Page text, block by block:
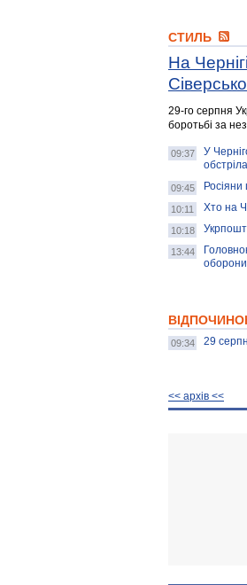
СТИЛЬ
На
29-го серпня
боротьбі за
09:37
У
09:45
10:11 Хто на
10:18
13:44
оборони
09:34 29
<< архiв <<